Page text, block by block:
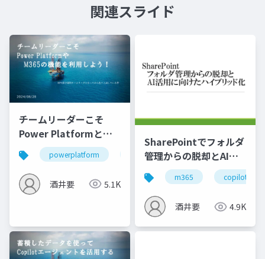
関連スライド
チームリーダーこそ
Power Platformと
M365を学ぼう
powerplatform 運用保守 m365
酒井要 5.1K
SharePointでフォルダ
管理からの脱却とAI活
用に向けたハイブリッ
ド化
m365 copilot
酒井要 4.9K